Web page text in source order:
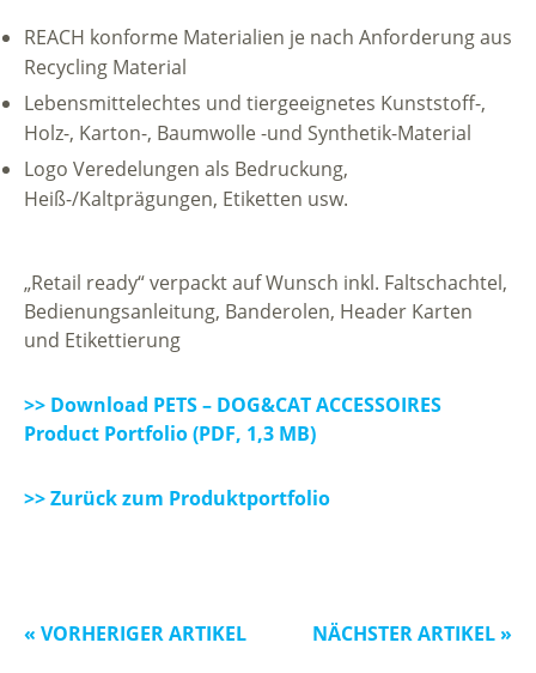
REACH konforme Materialien je nach Anforderung aus
Recycling Material
Lebensmittelechtes und tiergeeignetes Kunststoff-,
Holz-, Karton-, Baumwolle -und Synthetik-Material
Logo Veredelungen als Bedruckung,
Heiß-/Kaltprägungen, Etiketten usw.
„Retail ready“ verpackt auf Wunsch inkl. Faltschachtel,
Bedienungsanleitung, Banderolen, Header Karten
und Etikettierung
>> Download PETS – DOG&CAT ACCESSOIRES
Product Portfolio (PDF, 1,3 MB)
>> Zurück zum Produktportfolio
NÄCHSTER ARTIKEL »
« VORHERIGER ARTIKEL